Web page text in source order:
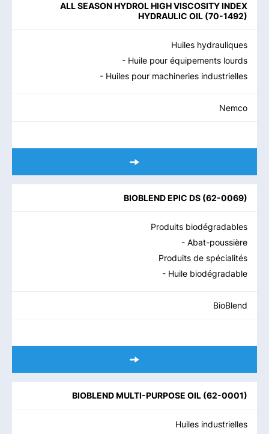
ALL SEASON HYDROL HIGH VISCOSITY INDEX
HYDRAULIC OIL (70-1492)
Huiles hydrauliques
- Huile pour équipements lourds
- Huiles pour machineries industrielles
Nemco
BIOBLEND EPIC DS (62-0069)
Produits biodégradables
- Abat-poussière
Produits de spécialités
- Huile biodégradable
BioBlend
BIOBLEND MULTI-PURPOSE OIL (62-0001)
Huiles industrielles